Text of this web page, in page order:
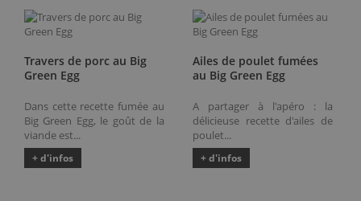
Travers de porc au Big
Green Egg
Dans cette recette fumée au
Big Green Egg, le goût de la
viande est...
+ d'infos
Ailes de poulet fumées
au Big Green Egg
A partager à l'apéro : la
délicieuse recette d'ailes de
poulet...
+ d'infos